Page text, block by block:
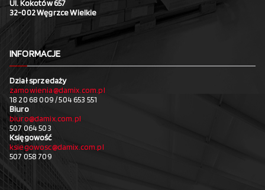
Ul. Kokotów 657
32-002 Węgrzce Wielkie
INFORMACJE
Dział sprzedaży
zamowienia@damix.com.pl
18 20 68 009 / 504 653 551
Biuro
biuro@damix.com.pl
507 064 503
Księgowość
ksiegowosc@damix.com.pl
507 058 709